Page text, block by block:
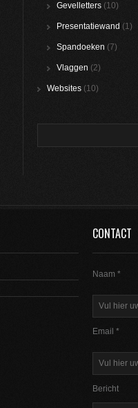
Gevelletters (10)
Presentatiewand (1)
Spandoeken (7)
Vlaggen (2)
Websites (10)
CONTACT
Naam *
Email *
Bericht